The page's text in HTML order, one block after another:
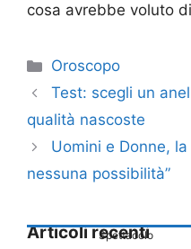
cosa avrebbe voluto
Categorie
Oroscopo
Test: scegli un
qualità nascoste
Uomini e Donne, la
nessuna possibilità”
Articoli recenti
Spettacolo